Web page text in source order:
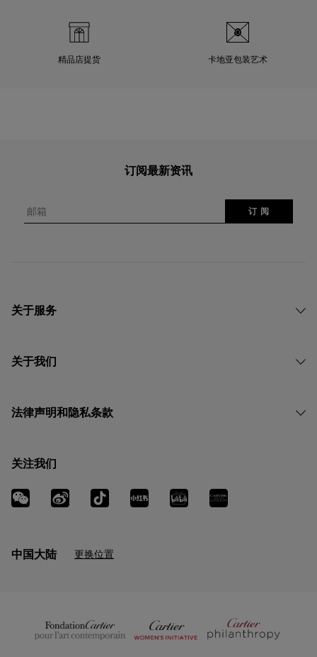
精品店提货 卡地亚包装艺术
订阅最新资讯
邮箱 订 阅
关于服务
关于我们
法律声明和隐私条款
关注我们
中国大陆 更换位置